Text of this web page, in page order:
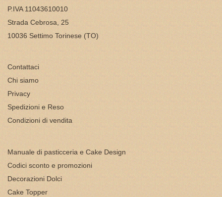
P.IVA 11043610010
Strada Cebrosa, 25
10036 Settimo Torinese (TO)
Contattaci
Chi siamo
Privacy
Spedizioni e Reso
Condizioni di vendita
Manuale di pasticceria e Cake Design
Codici sconto e promozioni
Decorazioni Dolci
Cake Topper